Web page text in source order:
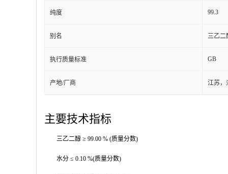
纯度 99.3
别名 三乙二
执行质量标准 GB
产地/厂商 江苏，
主要技术指标
三乙二醇 ≥ 99.00 % (质量分数)
水分 ≤ 0.10 %(质量分数)